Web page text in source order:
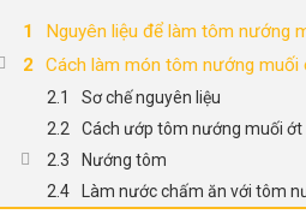
Nguyên liệu để làm tôm nướng
Cách làm món tôm nướng muối
Sơ chế nguyên liệu
Cách ướp tôm nướng muối ớt
Nướng tôm
Làm nước chấm ăn với tôm